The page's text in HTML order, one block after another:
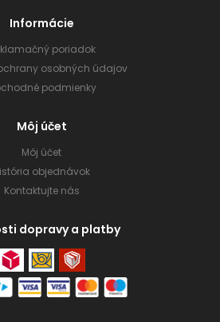
Informácie
poriadok
osobných údajov
podmienky
Môj účet
Môj účet
objednávok
Kontaktujte nás
dopravy a platby